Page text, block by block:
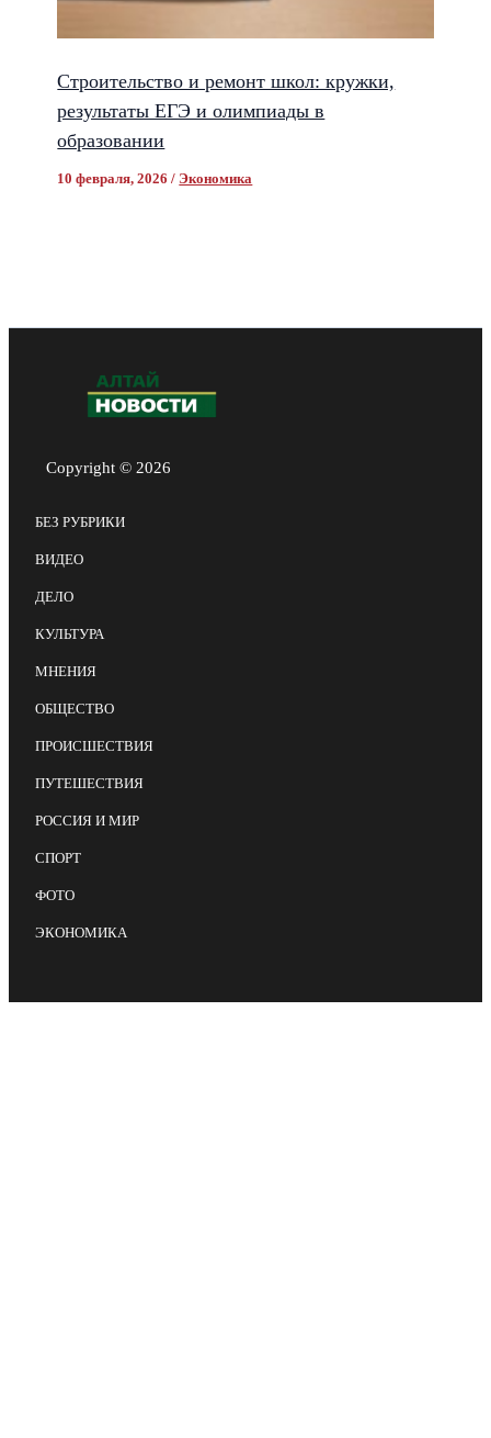
Строительство и ремонт школ: кружки,
результаты ЕГЭ и олимпиады в
образовании
10 февраля, 2026/ Экономика
Copyright © 2026
БЕЗ РУБРИКИ
ВИДЕО
ДЕЛО
КУЛЬТУРА
МНЕНИЯ
ОБЩЕСТВО
ПРОИСШЕСТВИЯ
ПУТЕШЕСТВИЯ
РОССИЯ И МИР
СПОРТ
ФОТО
ЭКОНОМИКА